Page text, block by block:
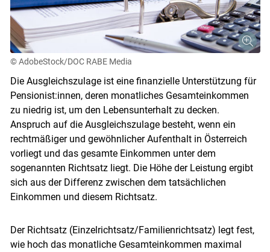
Skip to main content
© AdobeStock/DOC RABE Media
Die Ausgleichszulage ist eine finanzielle Unterstützung für
Pensionist:innen, deren monatliches Gesamteinkommen
zu niedrig ist, um den Lebensunterhalt zu decken.
Anspruch auf die Ausgleichszulage besteht, wenn ein
rechtmäßiger und gewöhnlicher Aufenthalt in Österreich
vorliegt und das gesamte Einkommen unter dem
sogenannten Richtsatz liegt. Die Höhe der Leistung ergibt
sich aus der Differenz zwischen dem tatsächlichen
Einkommen und diesem Richtsatz.
Der Richtsatz (Einzelrichtsatz/Familienrichtsatz) legt fest,
wie hoch das monatliche Gesamteinkommen maximal